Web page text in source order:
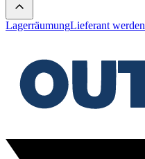
LagerräumungLieferant werden